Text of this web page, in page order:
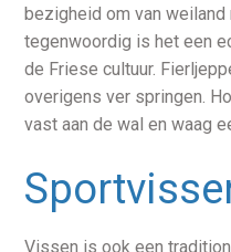
bezigheid om van weiland
tegenwoordig is het een
de Friese cultuur.
overigens ver springen.
vast aan de wal en waag
Vissen is ook een